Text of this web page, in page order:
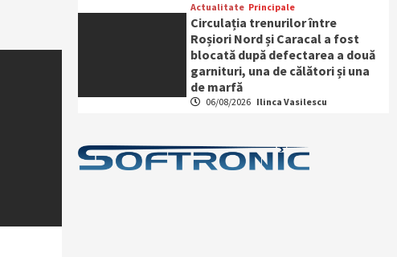
Actualitate Principale
Circulația trenurilor între
Roșiori Nord și Caracal a fost
blocată după defectarea a două
garnituri, una de călători și una
de marfă
06/08/2026 Ilinca Vasilescu